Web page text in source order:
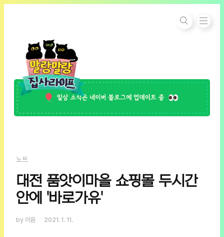
본문 바로가기
노트
대전 품앗이마을 쇼핑몰 두시간
안에 '바로가유'
by 이음 2021. 1. 11.